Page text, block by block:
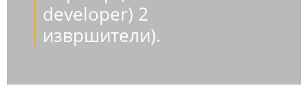
developer) 2
извршители).